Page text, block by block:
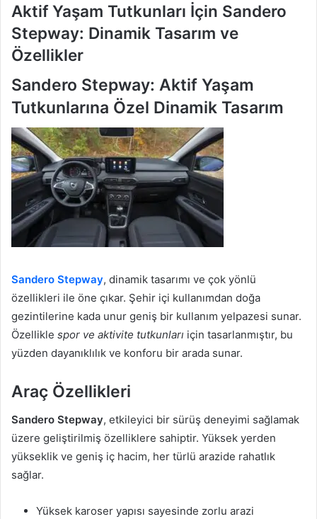
Aktif Yaşam Tutkunları İçin Sandero
Stepway: Dinamik Tasarım ve
Özellikler
Sandero Stepway: Aktif Yaşam
Tutkunlarına Özel Dinamik Tasarım
Sandero Stepway, dinamik tasarımı ve çok yönlü
özellikleri ile öne çıkar. Şehir içi kullanımdan doğa
gezintilerine kada unur geniş bir kullanım yelpazesi sunar.
Özellikle spor ve aktivite tutkunları için tasarlanmıştır, bu
yüzden dayanıklılık ve konforu bir arada sunar.
Araç Özellikleri
Sandero Stepway, etkileyici bir sürüş deneyimi sağlamak
üzere geliştirilmiş özelliklere sahiptir. Yüksek yerden
yükseklik ve geniş iç hacim, her türlü arazide rahatlık
sağlar.
Yüksek karoser yapısı sayesinde zorlu arazi